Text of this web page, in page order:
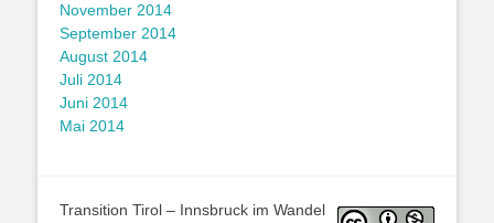
November 2014
September 2014
August 2014
Juli 2014
Juni 2014
Mai 2014
Transition Tirol – Innsbruck im Wandel